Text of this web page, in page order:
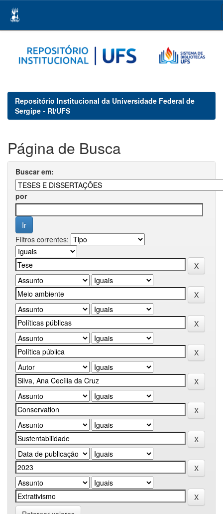
navigation
Repositório Institucional da Universidade Federal de
Sergipe - RI/UFS
Página de Busca
Buscar em:
por
Filtros correntes: